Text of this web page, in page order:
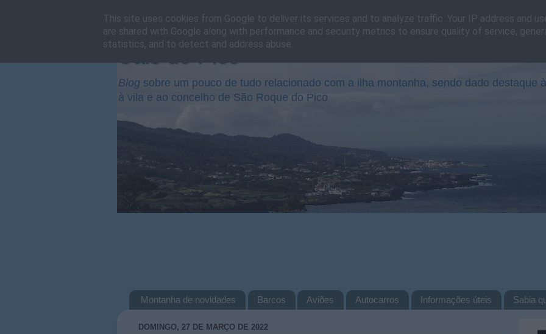
Cais do Pico
Blog sobre um pouco de tudo relacionado com a ilha montanha, sendo dado destaque
à vila e ao concelho de São Roque do Pico
Montanha de novidades Barcos Aviões Autocarros Informações úteis Sabia
DOMINGO, 27 DE MARÇO DE 2022
This site uses cookies from Google to deliver its services and to analyze traffic. Your IP address and
are shared with Google along with performance and security metrics to ensure quality of service,
statistics, and to detect and address abuse.